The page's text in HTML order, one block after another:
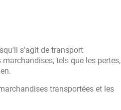
s'agit de transport
tels que les pertes,
transportées et les